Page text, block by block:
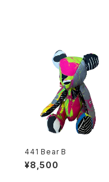
441 Bear B
¥8,500